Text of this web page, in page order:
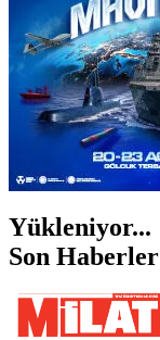
Yükleniyor...
Son Haberler